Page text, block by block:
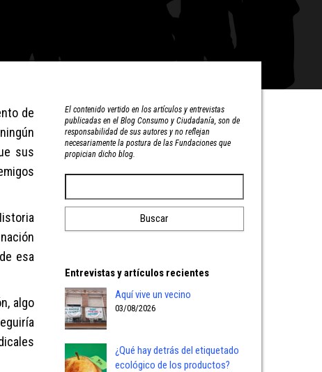
de
sus
esa
algo
ales
El contenido vertido en los artículos y entrevistas
publicadas en el Blog Consumo y Ciudadanía, son de
responsabilidad de sus autores y no reflejan
necesariamente la postura de las Fundaciones que
propician dicho blog.
Entrevistas y artículos recientes
Aquí vive un vecino
03/08/2026
¿Qué hay detrás del etiquetado
ecológico de los productos?